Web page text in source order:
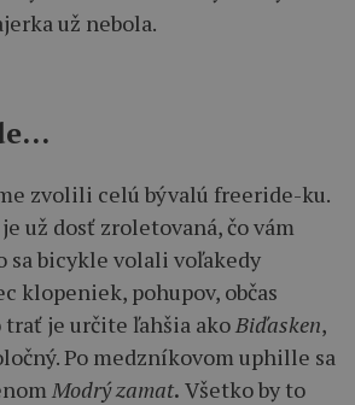
už nebola.
zvolili celú bývalú freeride-ku.
už dosť zroletovaná, čo vám
sa bicykle volali voľakedy
klopeniek, pohupov, občas
trať je určite ľahšia akoBiďasken,
Po medzníkovom uphille sa
Modrý zamat. Všetko by to